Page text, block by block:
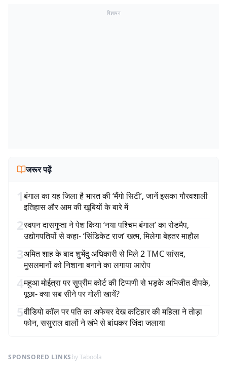
विज्ञापन
जरूर पढ़ें
1बंगाल का यह जिला है भारत की ‘मैंगो सिटी’, जानें इसका गौरवशाली
इतिहास और आम की खूबियों के बारे में
2स्वपन दासगुप्ता ने पेश किया ‘नया पश्चिम बंगाल’ का रोडमैप,
उद्योगपतियों से कहा- ‘सिंडिकेट राज’ खत्म, मिलेगा बेहतर माहौल
3अमित शाह के बाद शुभेंदु अधिकारी से मिले 2 TMC सांसद,
मुसलमानों को निशाना बनाने का लगाया आरोप
4महुआ मोईत्रा पर सुप्रीम कोर्ट की टिप्पणी से भड़के अभिजीत दीपके,
पूछा- क्या सब सीने पर गोली खायें?
5वीडियो कॉल पर पति का अफेयर देख कटिहार की महिला ने तोड़ा
फोन, ससुराल वालों ने खंभे से बांधकर जिंदा जलाया
SPONSORED LINKSby Taboola